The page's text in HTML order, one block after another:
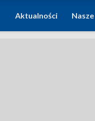
Aktualności